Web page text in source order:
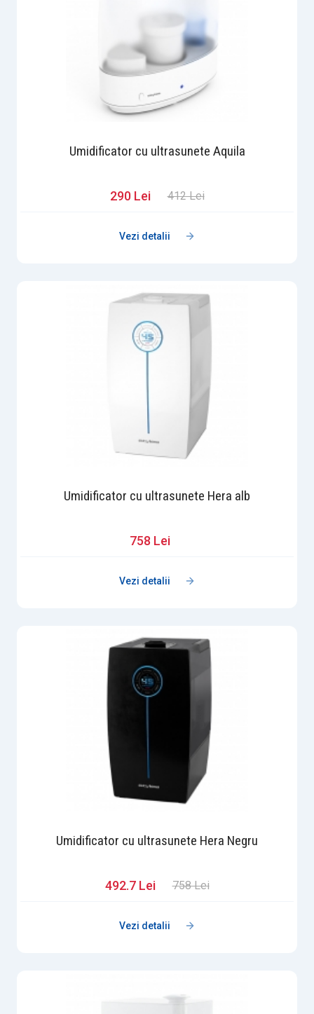
Umidificator cu ultrasunete Aquila
290 Lei 412 Lei
Vezi detalii
Umidificator cu ultrasunete Hera alb
758 Lei
Vezi detalii
Umidificator cu ultrasunete Hera Negru
492.7 Lei 758 Lei
Vezi detalii